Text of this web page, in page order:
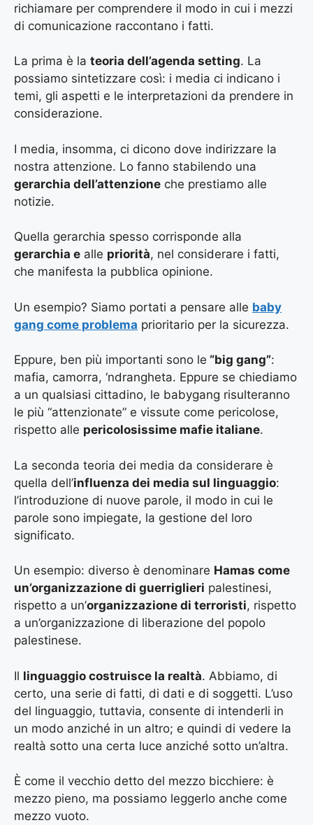
richiamare per comprendere il modo in cui i mezzi
di comunicazione raccontano i fatti.
La prima è la teoria dell’agenda setting. La
possiamo sintetizzare così: i media ci indicano i
temi, gli aspetti e le interpretazioni da prendere in
considerazione.
I media, insomma, ci dicono dove indirizzare la
nostra attenzione. Lo fanno stabilendo una
gerarchia dell’attenzione che prestiamo alle
notizie.
Quella gerarchia spesso corrisponde alla
gerarchia e alle priorità, nel considerare i fatti,
che manifesta la pubblica opinione.
Un esempio? Siamo portati a pensare alle baby
gang come problema prioritario per la sicurezza.
Eppure, ben più importanti sono le “big gang”:
mafia, camorra, ‘ndrangheta. Eppure se chiediamo
a un qualsiasi cittadino, le babygang risulteranno
le più “attenzionate” e vissute come pericolose,
rispetto alle pericolosissime mafie italiane.
La seconda teoria dei media da considerare è
quella dell’influenza dei media sul linguaggio:
l’introduzione di nuove parole, il modo in cui le
parole sono impiegate, la gestione del loro
significato.
Un esempio: diverso è denominare Hamas come
un’organizzazione di guerriglieri palestinesi,
rispetto a un’organizzazione di terroristi, rispetto
a un’organizzazione di liberazione del popolo
palestinese.
Il linguaggio costruisce la realtà. Abbiamo, di
certo, una serie di fatti, di dati e di soggetti. L’uso
del linguaggio, tuttavia, consente di intenderli in
un modo anziché in un altro; e quindi di vedere la
realtà sotto una certa luce anziché sotto un’altra.
È come il vecchio detto del mezzo bicchiere: è
mezzo pieno, ma possiamo leggerlo anche come
mezzo vuoto.